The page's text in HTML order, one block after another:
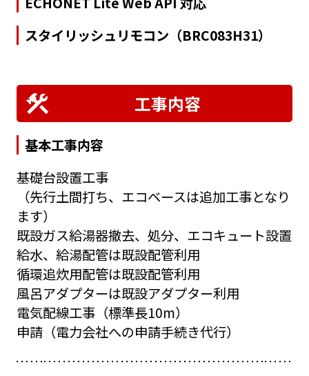
スタイリッシュリモコン（BRC083H31）
工事内容
基本工事内容
基礎台設置工事
（先行土間打ち、エコベースは追加工事となり
ます）
既設ガス給湯器撤去、処分、エコキュート設置
給水、給湯配管は既設配管利用
循環追炊用配管は既設配管利用
風呂アダプターは既設アダプター利用
電気配線工事（標準長10m）
申請（電力会社への申請手続き代行）